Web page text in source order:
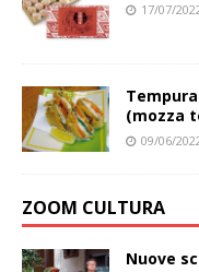
17/07/
(mozza
09/06/
ZOOM CULTURA
Nuove